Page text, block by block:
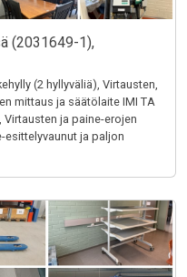
(2031649-1),
(2 hyllyväliä), Virtausten,
mittaus ja säätölaite IMI TA
Virtausten ja paine-erojen
esittelyvaunut ja paljon